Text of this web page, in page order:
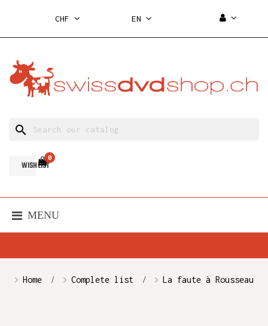
CHF EN
search
WISH LIST
0
MENU
Home Complete list La faute à Rousseau